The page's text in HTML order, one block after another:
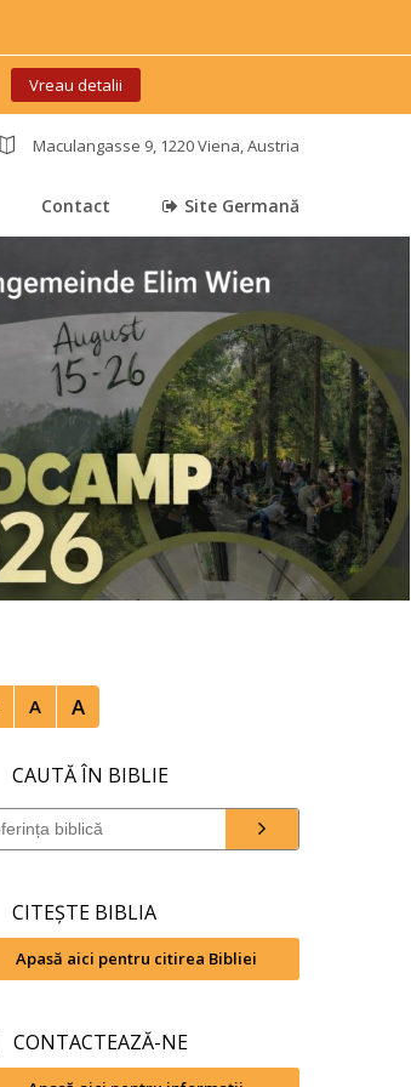
Vreau detalii
Maculangasse 9, 1220 Viena, Austria
Contact Site Germană
A A
CAUTĂ ÎN BIBLIE
CITEȘTE BIBLIA
Apasă aici pentru citirea Bibliei
CONTACTEAZĂ-NE